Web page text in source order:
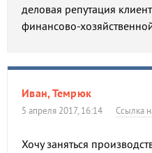
деловая репутация
финансово-
Иван, Темрюк
5 апреля 2017, 16:14 Ссылка
Хочу заняться